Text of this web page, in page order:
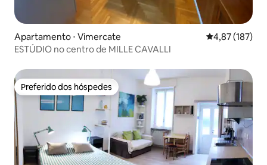
Apartamento ⋅ Vimercate 4,87 de uma
4,87 (187)
ESTÚDIO no centro de MILLE CAVALLI
Preferido dos hóspedes
Preferido dos hóspedes